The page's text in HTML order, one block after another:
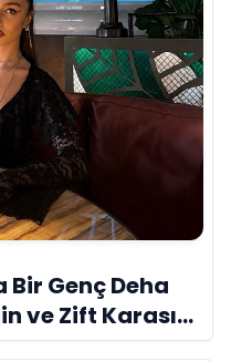
Genç Deha
ve Zift Karası